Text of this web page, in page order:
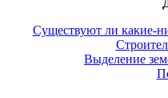
Cуществуют ли какие­-
Выделение